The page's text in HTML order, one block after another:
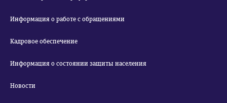
Информация о работе с обращениями
Кадровое обеспечение
Информация о состоянии защиты населения
Новости